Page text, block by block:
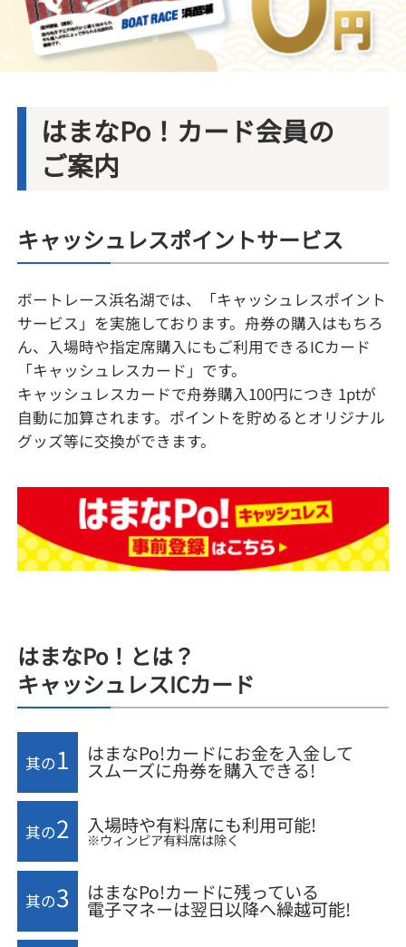
はまなPo！カード会員の
ご案内
キャッシュレスポイントサービス
ボートレース浜名湖では、「キャッシュレスポイント
サービス」を実施しております。舟券の購入はもちろ
ん、入場時や指定席購入にもご利用できるICカード
「キャッシュレスカード」です。
キャッシュレスカードで舟券購入100円につき 1ptが
自動に加算されます。ポイントを貯めるとオリジナル
グッズ等に交換ができます。
はまなPo！とは？
キャッシュレスICカード
其の1 はまなPo!カードにお金を入金して
スムーズに舟券を購入できる!
其の2 入場時や有料席にも利用可能!
※ウィンピア有料席は除く
其の3 はまなPo!カードに残っている
電子マネーは翌日以降へ繰越可能!